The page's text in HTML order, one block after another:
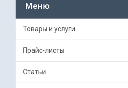
Товары и услуги
Прайс-листы
Статьи